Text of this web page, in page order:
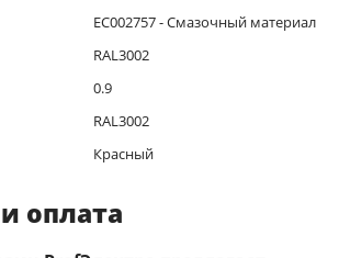
EC002757 - Смазочный материал
RAL3002
0.9
RAL3002
Красный
оплата